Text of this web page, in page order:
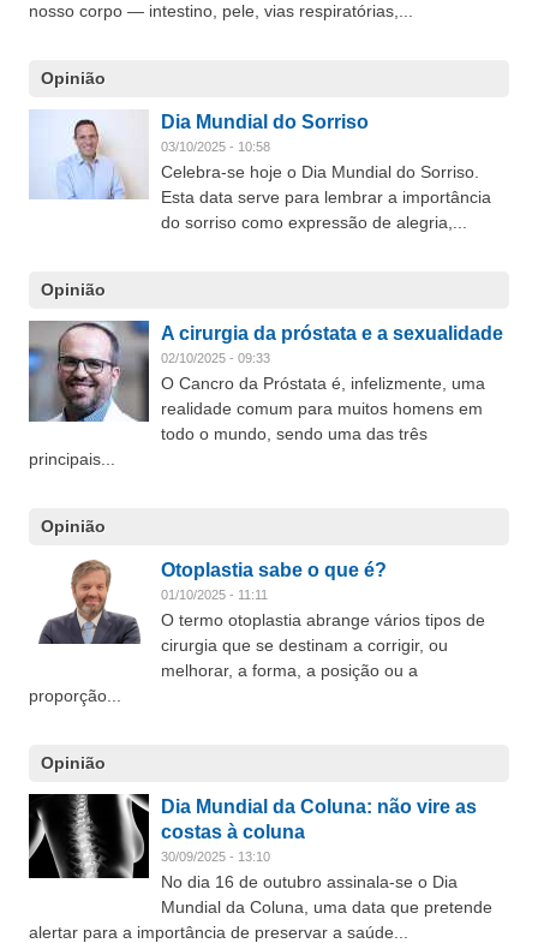
nosso corpo — intestino, pele, vias respiratórias,...
Opinião
Dia Mundial do Sorriso
03/10/2025 - 10:58
Celebra-se hoje o Dia Mundial do Sorriso.
Esta data serve para lembrar a importância
do sorriso como expressão de alegria,...
Opinião
A cirurgia da próstata e a sexualidade
02/10/2025 - 09:33
O Cancro da Próstata é, infelizmente, uma
realidade comum para muitos homens em
todo o mundo, sendo uma das três
principais...
Opinião
Otoplastia sabe o que é?
01/10/2025 - 11:11
O termo otoplastia abrange vários tipos de
cirurgia que se destinam a corrigir, ou
melhorar, a forma, a posição ou a
proporção...
Opinião
Dia Mundial da Coluna: não vire as
costas à coluna
30/09/2025 - 13:10
No dia 16 de outubro assinala-se o Dia
Mundial da Coluna, uma data que pretende
alertar para a importância de preservar a saúde...